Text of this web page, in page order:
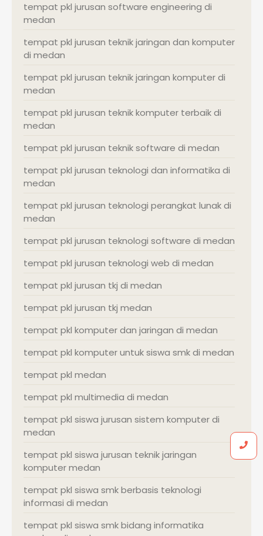
tempat pkl jurusan software engineering di
medan
tempat pkl jurusan teknik jaringan dan komputer
di medan
tempat pkl jurusan teknik jaringan komputer di
medan
tempat pkl jurusan teknik komputer terbaik di
medan
tempat pkl jurusan teknik software di medan
tempat pkl jurusan teknologi dan informatika di
medan
tempat pkl jurusan teknologi perangkat lunak di
medan
tempat pkl jurusan teknologi software di medan
tempat pkl jurusan teknologi web di medan
tempat pkl jurusan tkj di medan
tempat pkl jurusan tkj medan
tempat pkl komputer dan jaringan di medan
tempat pkl komputer untuk siswa smk di medan
tempat pkl medan
tempat pkl multimedia di medan
tempat pkl siswa jurusan sistem komputer di
medan
tempat pkl siswa jurusan teknik jaringan
komputer medan
tempat pkl siswa smk berbasis teknologi
informasi di medan
tempat pkl siswa smk bidang informatika